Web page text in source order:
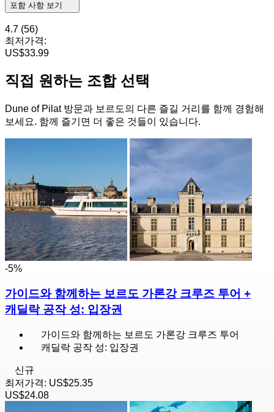
포함 사항 보기
4.7 (56)
최저가격:
US$33.99
직접 원하는 조합 선택
Dune of Pilat 방문과 보르도의 다른 즐길 거리를 함께 경험해
보세요. 함께 즐기면 더 좋은 것들이 있습니다.
-5%
가이드와 함께하는 보르도 가론강 크루즈 투어 +
캐딜락 공작 성: 입장권
가이드와 함께하는 보르도 가론강 크루즈 투어
캐딜락 공작 성: 입장권
신규
최저가격: US$25.35
US$24.08